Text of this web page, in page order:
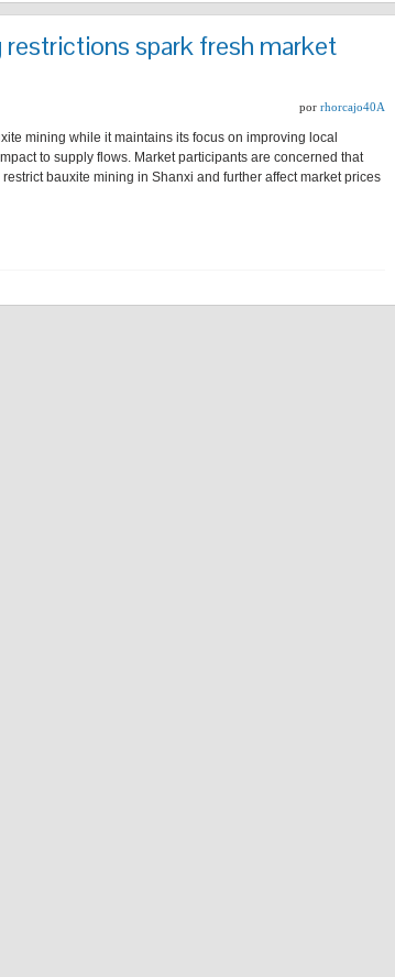
restrictions spark fresh market
por rhorcajo40A
mining while it maintains its focus on improving local
to supply flows. Market participants are concerned that
bauxite mining in Shanxi and further affect market prices